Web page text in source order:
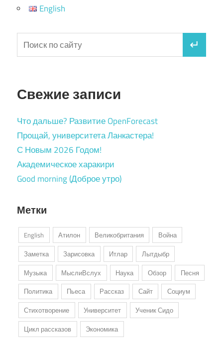
English
Свежие записи
Что дальше? Развитие OpenForecast
Прощай, университета Ланкастера!
С Новым 2026 Годом!
Академическое харакири
Good morning (Доброе утро)
Метки
English Атилон Великобритания
Война
Заметка
Зарисовка Итлар
Лытдыбр
Музыка
МыслиВслух Наука Обзор
Песня
Политика
Пьеса Рассказ Сайт
Социум
Стихотворение
Университет
Ученик Сидо
Цикл рассказов
Экономика